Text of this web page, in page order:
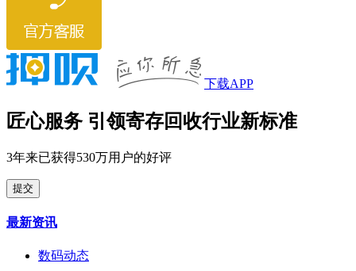
下载APP
匠心服务 引领寄存回收行业新标准
3年来已获得530万用户的好评
提交
最新资讯
数码动态